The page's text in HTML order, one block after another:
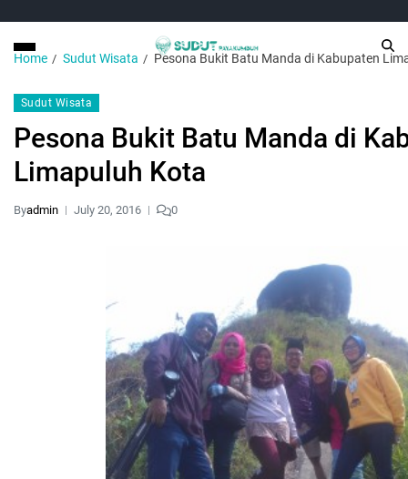
Home Sudut Wisata Pesona Bukit Batu Manda di Kabupaten
Sudut Wisata
Pesona Bukit Batu Manda di
Limapuluh Kota
Byadmin July 20, 2016 0